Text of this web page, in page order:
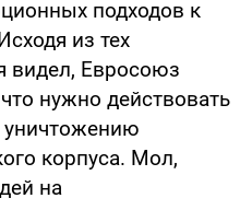
подходов к
из тех
видел, Евросоюз
нужно действовать
уничтожению
корпуса. Мол,
на